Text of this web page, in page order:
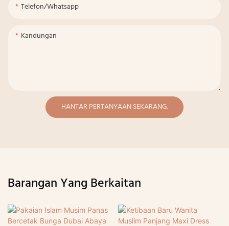
Telefon/whatsapp
Kandungan
HANTAR PERTANYAAN SEKARANG.
Barangan Yang Berkaitan